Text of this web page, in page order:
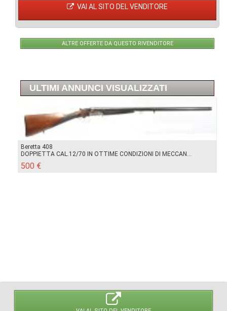
VAI AL SITO DEL VENDITORE
ALTRE OFFERTE DA QUESTO RIVENDITORE
ULTIMI ANNUNCI VISUALIZZATI
Beretta 408
DOPPIETTA CAL.12/70 IN OTTIME CONDIZIONI DI MECCAN...
500 €